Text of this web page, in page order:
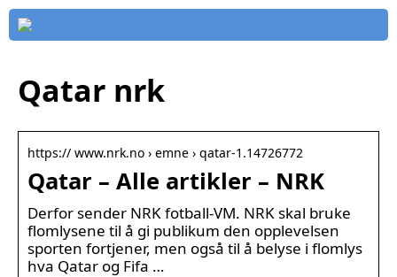
Qatar nrk
https:// www.nrk.no › emne › qatar-1.14726772
Qatar – Alle artikler – NRK
Derfor sender NRK fotball-VM. NRK skal bruke
flomlysene til å gi publikum den opplevelsen
sporten fortjener, men også til å belyse i flomlys
hva Qatar og Fifa …